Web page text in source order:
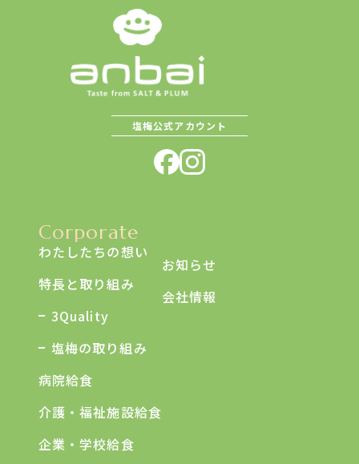
塩梅公式アカウント
Corporate
わたしたちの想い
特長と取り組み
3Quality
塩梅の取り組み
病院給食
介護・福祉施設給食
企業・学校給食
お知らせ
会社情報